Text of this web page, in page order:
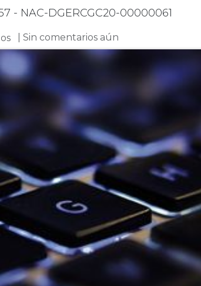
- NAC-DGERCGC20-00000061
| Sin comentarios aún